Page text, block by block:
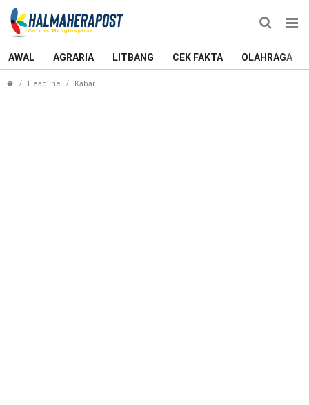
AWAL AGRARIA LITBANG CEK FAKTA OLAHRAGA
Headline Kabar